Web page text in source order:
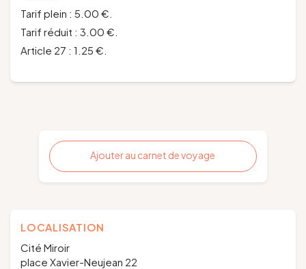
Tarif plein : 5.00 €.
Tarif réduit : 3.00 €.
Article 27 : 1.25 €.
Ajouter au carnet de voyage
LOCALISATION
Cité Miroir
place Xavier-Neujean 22